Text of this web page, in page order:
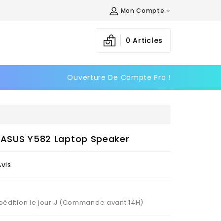
Mon Compte
0 Articles
Ouverture De Compte Pro !
Y582 Laptop Speaker
le jour J (Commande avant 14H)